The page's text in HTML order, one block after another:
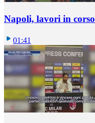
Napoli, lavori in corso
01:41